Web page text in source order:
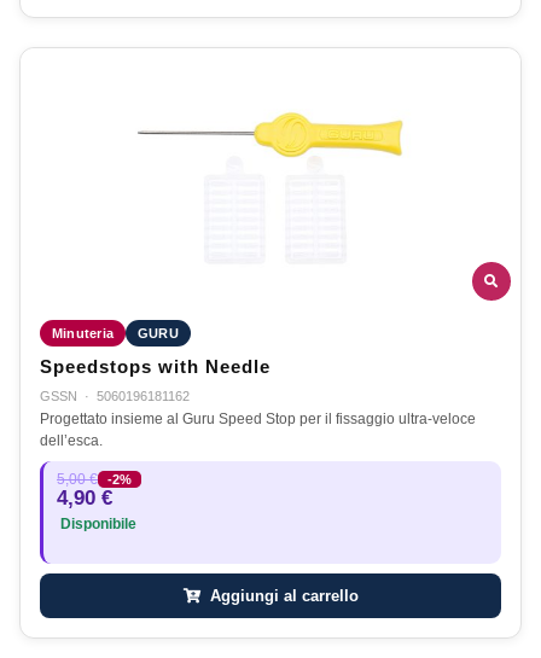
Minuteria GURU
Speedstops with Needle
GSSN · 5060196181162
Progettato insieme al Guru Speed Stop per il fissaggio ultra-veloce
dell’esca.
5,00 € -2%
4,90 €
Disponibile
Aggiungi al carrello